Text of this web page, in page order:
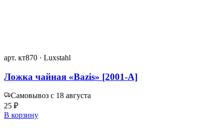
арт. кт870 · Luxstahl
Ложка чайная «Bazis» [2001-A]
Самовывоз с 18 августа
25 ₽
В корзину